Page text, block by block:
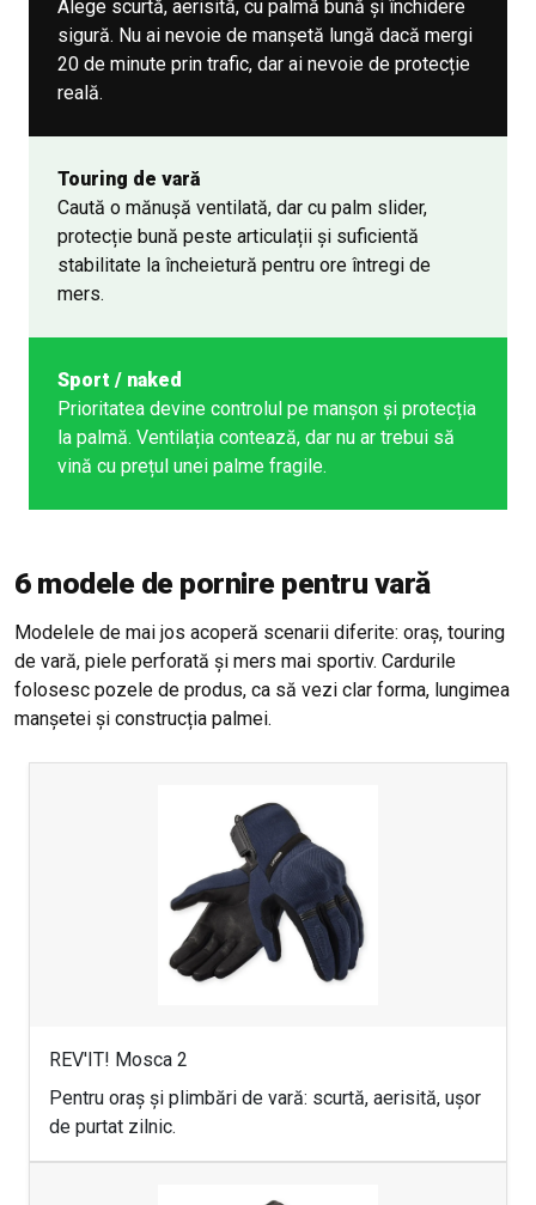
Alege scurtă, aerisită, cu palmă bună și închidere
sigură. Nu ai nevoie de manșetă lungă dacă mergi
20 de minute prin trafic, dar ai nevoie de protecție
reală.
Touring de vară
Caută o mănușă ventilată, dar cu palm slider,
protecție bună peste articulații și suficientă
stabilitate la încheietură pentru ore întregi de
mers.
Sport / naked
Prioritatea devine controlul pe manșon și protecția
la palmă. Ventilația contează, dar nu ar trebui să
vină cu prețul unei palme fragile.
6 modele de pornire pentru vară
Modelele de mai jos acoperă scenarii diferite: oraș, touring
de vară, piele perforată și mers mai sportiv. Cardurile
folosesc pozele de produs, ca să vezi clar forma, lungimea
manșetei și construcția palmei.
REV'IT! Mosca 2
Pentru oraș și plimbări de vară: scurtă, aerisită, ușor
de purtat zilnic.